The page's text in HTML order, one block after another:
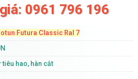
0961 796 196
Futura Classic Ral 7
tiêu hao, hàn cắt